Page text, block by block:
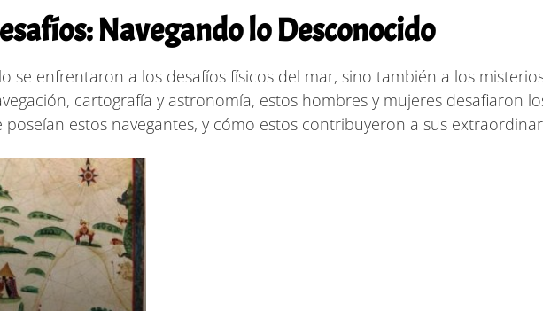
Navegando lo Desconocido
se enfrentaron a los desafíos físicos del mar, sino también a los
cartografía y astronomía, estos hombres y mujeres desafiaron
estos navegantes, y cómo estos contribuyeron a sus